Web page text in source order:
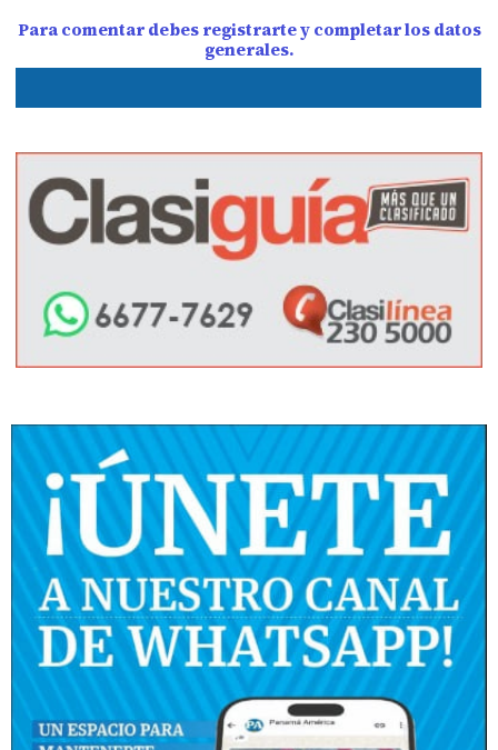
Para comentar debes registrarte y completar los datos
generales.